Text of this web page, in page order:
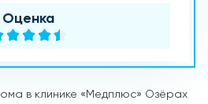
Оценка
в клинике «Медплюс» Озёрах